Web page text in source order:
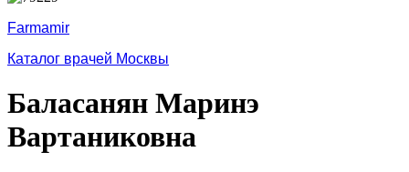
Farmamir
Каталог врачей Москвы
Баласанян Маринэ
Вартаниковна